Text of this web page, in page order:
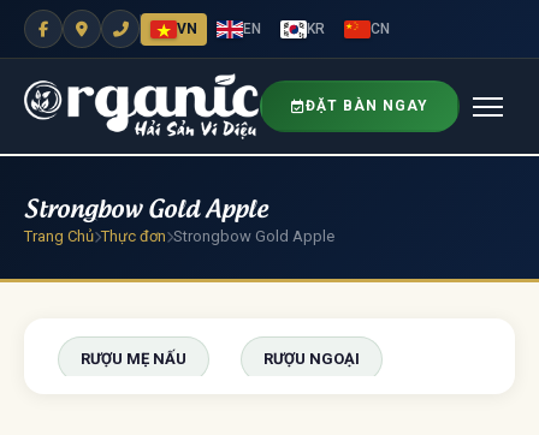
VN EN KR CN
ĐẶT BÀN NGAY
Strongbow Gold Apple
Trang Chủ Thực đơn Strongbow Gold Apple
RƯỢU MẸ NẤU RƯỢU NGOẠI